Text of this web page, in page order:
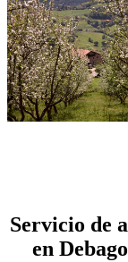
Servicio de
en